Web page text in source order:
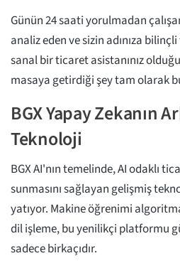
Günün 24 saati yorulmadan
analiz eden ve sizin adınıza
sanal bir ticaret asistanınız
masaya getirdiği şey tam olarak
BGX Yapay Zekanın
Teknoloji
BGX AI'nın temelinde, AI odaklı
sunmasını sağlayan gelişmiş
yatıyor. Makine öğrenimi
dil işleme, bu yenilikçi platformu
sadece birkaçıdır.